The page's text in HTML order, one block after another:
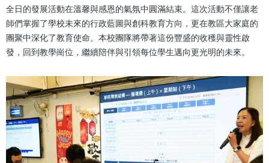
全日的發展活動在溫馨與感恩的氣氛中圓滿結束。這次活動不僅讓老
師們掌握了學校未來的行政藍圖與創科教育方向，更在教區大家庭的
團聚中深化了教育使命。本校團隊將帶著這份豐盛的收穫與靈性啟
發，回到教學崗位，繼續陪伴與引領每位學生邁向更光明的未來。